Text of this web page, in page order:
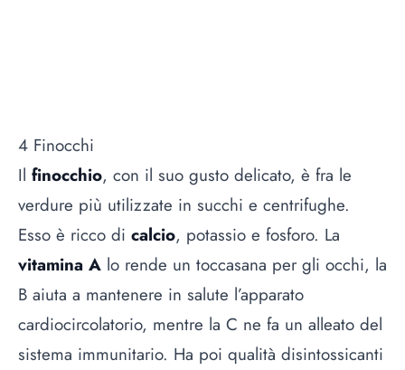
4 Finocchi
Il finocchio, con il suo gusto delicato, è fra le
verdure più utilizzate in succhi e centrifughe.
Esso è ricco di calcio, potassio e fosforo. La
vitamina A lo rende un toccasana per gli occhi, la
B aiuta a mantenere in salute l’apparato
cardiocircolatorio, mentre la C ne fa un alleato del
sistema immunitario. Ha poi qualità disintossicanti